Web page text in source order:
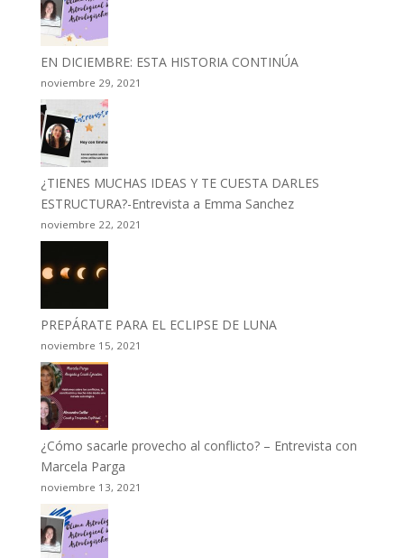
EN DICIEMBRE: ESTA HISTORIA CONTINÚA
noviembre 29, 2021
¿TIENES MUCHAS IDEAS Y TE CUESTA DARLES
ESTRUCTURA?-Entrevista a Emma Sanchez
noviembre 22, 2021
PREPÁRATE PARA EL ECLIPSE DE LUNA
noviembre 15, 2021
¿Cómo sacarle provecho al conflicto? – Entrevista con
Marcela Parga
noviembre 13, 2021